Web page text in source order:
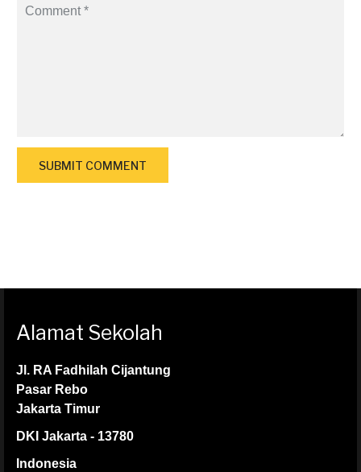
Alamat Sekolah
Jl. RA Fadhilah Cijantung
Pasar Rebo
Jakarta Timur
DKI Jakarta - 13780
Indonesia